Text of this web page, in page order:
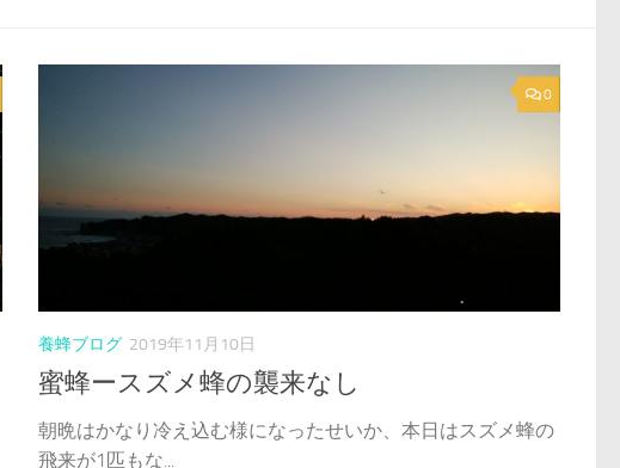
0
養蜂ブログ 2019年11月10日
蜜蜂ースズメ蜂の襲来なし
朝晩はかなり冷え込む様になったせいか、本日はスズメ蜂の
飛来が1匹もな...